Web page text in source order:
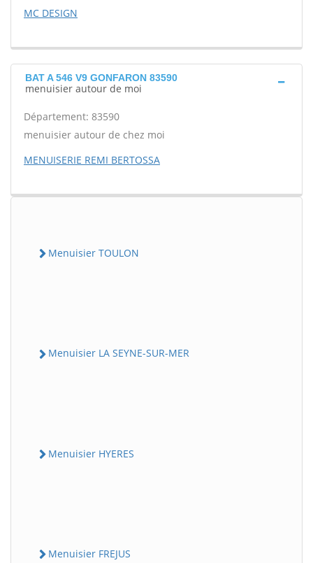
MC DESIGN
BAT A 546 V9 GONFARON 83590
menuisier autour de moi
Département: 83590
menuisier autour de chez moi
MENUISERIE REMI BERTOSSA
Menuisier TOULON
Menuisier LA SEYNE-SUR-MER
Menuisier HYERES
Menuisier FREJUS